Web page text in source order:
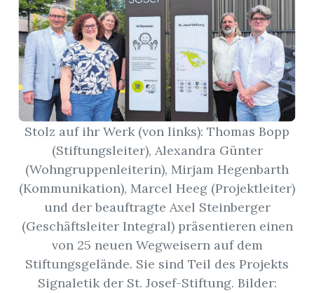
Stellen
E-
Paper
Newsletter
App
Bremgarten
Stolz auf ihr Werk (von links): Thomas Bopp
(Stiftungsleiter), Alexandra Günter
(Wohngruppenleiterin), Mirjam Hegenbarth
(Kommunikation), Marcel Heeg (Projektleiter)
und der beauftragte Axel Steinberger
(Geschäftsleiter Integral) präsentieren einen
von 25 neuen Wegweisern auf dem
Stiftungsgelände. Sie sind Teil des Projekts
Signaletik der St. Josef-Stiftung. Bilder: